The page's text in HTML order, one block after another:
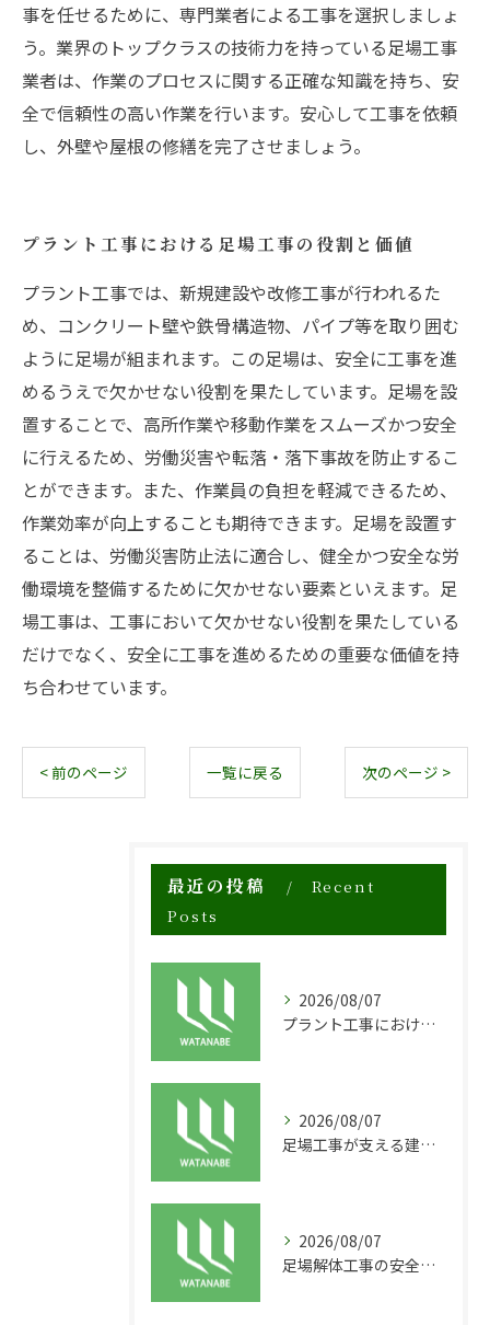
事を任せるために、専門業者による工事を選択しましょ
う。業界のトップクラスの技術力を持っている足場工事
業者は、作業のプロセスに関する正確な知識を持ち、安
全で信頼性の高い作業を行います。安心して工事を依頼
し、外壁や屋根の修繕を完了させましょう。
プラント工事における足場工事の役割と価値
プラント工事では、新規建設や改修工事が行われるた
め、コンクリート壁や鉄骨構造物、パイプ等を取り囲む
ように足場が組まれます。この足場は、安全に工事を進
めるうえで欠かせない役割を果たしています。足場を設
置することで、高所作業や移動作業をスムーズかつ安全
に行えるため、労働災害や転落・落下事故を防止するこ
とができます。また、作業員の負担を軽減できるため、
作業効率が向上することも期待できます。足場を設置す
ることは、労働災害防止法に適合し、健全かつ安全な労
働環境を整備するために欠かせない要素といえます。足
場工事は、工事において欠かせない役割を果たしている
だけでなく、安全に工事を進めるための重要な価値を持
ち合わせています。
< 前のページ 一覧に戻る 次のページ >
最近の投稿
Recent
Posts
2026/08/07
プラント工事における足場工事の安全対策と施工の重要性
2026/08/07
足場工事が支える建物の長寿命化と外装塗装の重要性
2026/08/07
足場解体工事の安全性と効率化のポイント